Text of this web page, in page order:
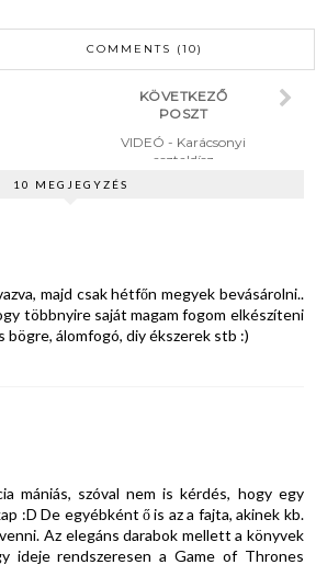
COMMENTS (10)
KÖVETKEZŐ
POSZT
VIDEÓ - Karácsonyi
asztaldísz
10 MEGJEGYZÉS
majd csak hétfőn megyek bevásárolni..
többnyire saját magam fogom elkészíteni
bögre, álomfogó, diy ékszerek stb :)
mániás, szóval nem is kérdés, hogy egy
:D De egyébként ő is az a fajta, akinek kb.
Az elegáns darabok mellett a könyvek
ideje rendszeresen a Game of Thrones